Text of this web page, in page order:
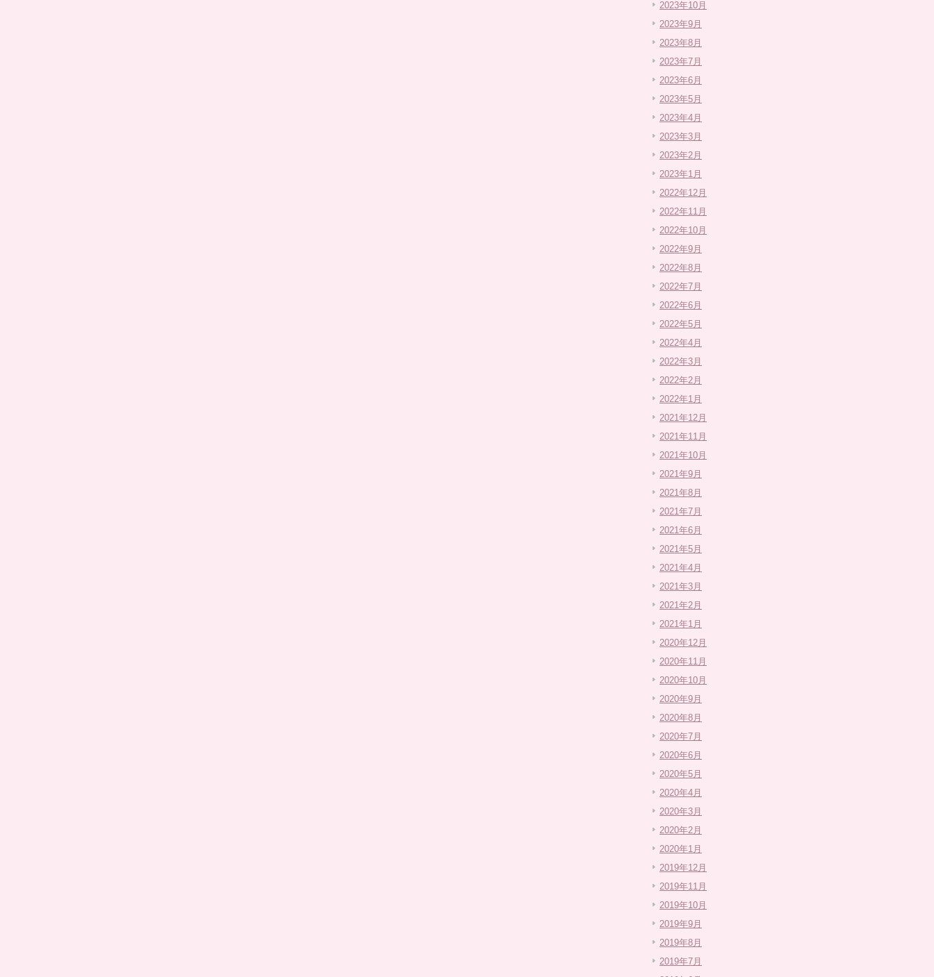
2023年10月
2023年9月
2023年8月
2023年7月
2023年6月
2023年5月
2023年4月
2023年3月
2023年2月
2023年1月
2022年12月
2022年11月
2022年10月
2022年9月
2022年8月
2022年7月
2022年6月
2022年5月
2022年4月
2022年3月
2022年2月
2022年1月
2021年12月
2021年11月
2021年10月
2021年9月
2021年8月
2021年7月
2021年6月
2021年5月
2021年4月
2021年3月
2021年2月
2021年1月
2020年12月
2020年11月
2020年10月
2020年9月
2020年8月
2020年7月
2020年6月
2020年5月
2020年4月
2020年3月
2020年2月
2020年1月
2019年12月
2019年11月
2019年10月
2019年9月
2019年8月
2019年7月